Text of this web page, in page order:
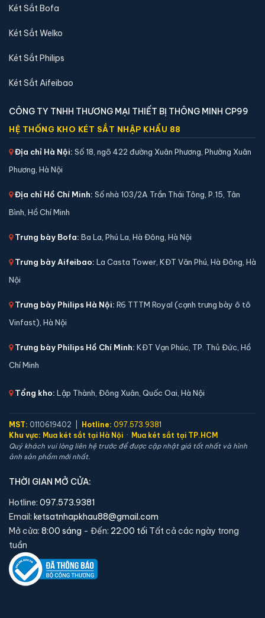
⚖️ Trọng lượng:
🔒 Khoá:Khóa vân tay điện tử
🛡️ Bảo hành:36 tháng
Két sắt việt tiệp BO56FE Luxury màu xanh
📐 Kích thước:56 x 42 x 43 cm
🛡️ Bảo hành:36 tháng
4,690,000 đ
Xem chi tiết →
Két Sắt Bofa
Két Sắt Welko
Két Sắt Philips
Két Sắt Aifeibao
CÔNG TY TNHH THƯƠNG MẠI THIẾT BỊ THÔNG MINH CP99
HỆ THỐNG KHO KÉT SẮT NHẬP KHẨU 88
Địa chỉ Hà Nội: Số 18, ngõ 422 đường Xuân Phương, Phường Xuân
Phương, Hà Nội
Địa chỉ Hồ Chí Minh: Số nhà 103/2A Trần Thái Tông, P.15, Tân
Bình, Hồ Chí Minh
Trưng bày Bofa: Ba La, Phú La, Hà Đông, Hà Nội
Trưng bày Aifeibao: La Casta Tower, KĐT Văn Phú, Hà Đông, Hà
Nội
Trưng bày Philips Hà Nội: R6 TTTM Royal (cạnh trưng bày ô tô
Vinfast), Hà Nội
Trưng bày Philips Hồ Chí Minh: KĐT Vạn Phúc, TP. Thủ Đức, Hồ
Chí Minh
Tổng kho: Lập Thành, Đông Xuân, Quốc Oai, Hà Nội
MST: 0110619402 | Hotline: 097.573.9381
Khu vực: Mua két sắt tại Hà Nội · Mua két sắt tại TP.HCM
Quý khách vui lòng liên hệ trước để được cập nhật giá tốt nhất và hình
ảnh sản phẩm mới nhất.
THỜI GIAN MỞ CỬA:
Hotline: 097.573.9381
Email: ketsatnhapkhau88@gmail.com
Mở cửa: 8:00 sáng - Đến: 22:00 tối Tất cả các ngày trong
tuần